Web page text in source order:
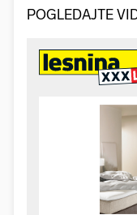
POGLEDAJTE